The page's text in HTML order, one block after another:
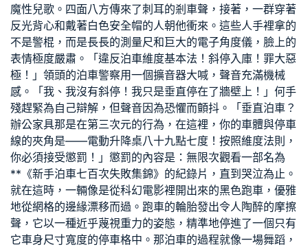
魔性兒歌。四面八方傳來了刺耳的剎車聲，接著，一群穿著
反光背心和戴著白色安全帽的人朝他衝來。這些人手裡拿的
不是警棍，而是長長的測量尺和巨大的電子角度儀，臉上的
表情極度嚴肅。「違反泊車維度基本法！斜停入庫！罪大惡
極！」領頭的泊車警察用一個擴音器大喊，聲音充滿機械
感。「我、我沒有斜停！我只是垂直停在了牆壁上！」何手
殘趕緊為自己辯解，但聲音因為恐懼而顫抖。「垂直泊車？
辦公家具那是在第三次元的行為，在這裡，你的車體與停車
線的夾角是——電動升降桌八十九點七度！按照維度法則，
你必須接受懲罰！」懲罰的內容是：無限次觀看一部名為
**《新手泊車七百次失敗集錦》的紀錄片，直到哭泣為止。
就在這時，一輛像是從科幻電影裡開出來的黑色跑車，優雅
地從網格的邊緣漂移而過。跑車的輪胎發出令人陶醉的摩擦
聲，它以一種近乎蔑視重力的姿態，精準地停進了一個只有
它車身尺寸寬度的停車格中。那泊車的過程就像一場舞蹈，